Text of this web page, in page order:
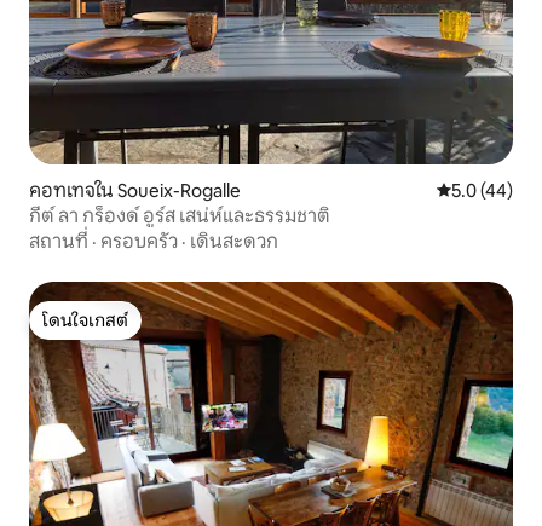
คอทเทจใน Soueix-Rogalle คะแนนเฉลี่ย
5.0 (44)
กีต์ ลา กร็องด์ อูร์ส เสน่ห์และธรรมชาติ
สถานที่ · ครอบครัว · เดินสะดวก
โดนใจเกสต์
โดนใจเกสต์